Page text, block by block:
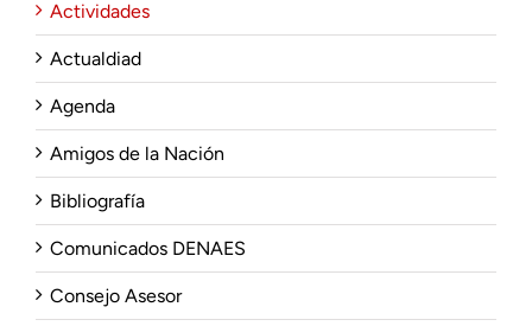
Actividades
Actualdiad
Agenda
Amigos de la Nación
Bibliografía
Comunicados DENAES
Consejo Asesor